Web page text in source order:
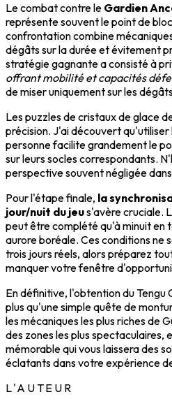
Le combat contre le Gardien
représente souvent le point de
confrontation combine
dégâts sur la durée et évitement
stratégie gagnante a consisté à
offrant mobilité et capacités
de miser uniquement sur les
Les puzzles de cristaux de glace
précision. J'ai découvert qu'utiliser
personne facilite grandement le
sur leurs socles correspondants.
perspective souvent négligée
Pour l'étape finale, la
jour/nuit du jeus'avère cruciale.
peut être complété qu'à minuit en
aurore boréale. Ces conditions ne
trois jours réels, alors préparez
manquer votre fenêtre
En définitive, l'obtention du Tengu
plus qu'une simple quête de
les mécaniques les plus riches de
des zones les plus spectaculaires,
mémorable qui vous laissera des
éclatants dans votre expérience
L'AUTEUR